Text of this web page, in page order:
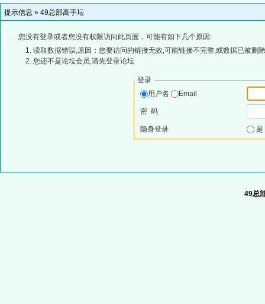
提示信息 » 49总部高手坛
您没有登录或者您没有权限访问此页面，可能有如下几个原因:
读取数据错误,原因：您要访问的链接无效,可能链接不完整,或数据已被删
您还不是论坛会员,请先登录论坛
登录
用户名
Email
密 码
隐身登录
49总